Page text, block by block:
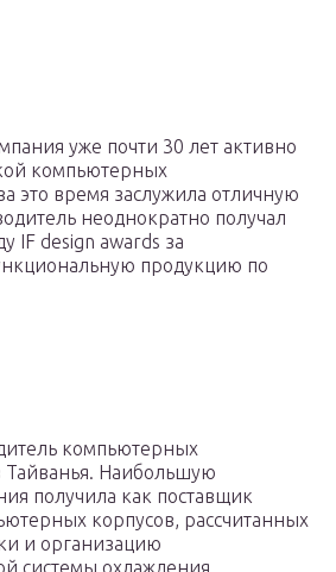
уже почти 30 лет активно
компьютерных
это время заслужила отличную
неоднократно получал
IF design awards за
продукцию по
компьютерных
Наибольшую
получила как поставщик
корпусов, рассчитанных
и организацию
системы охлаждения.